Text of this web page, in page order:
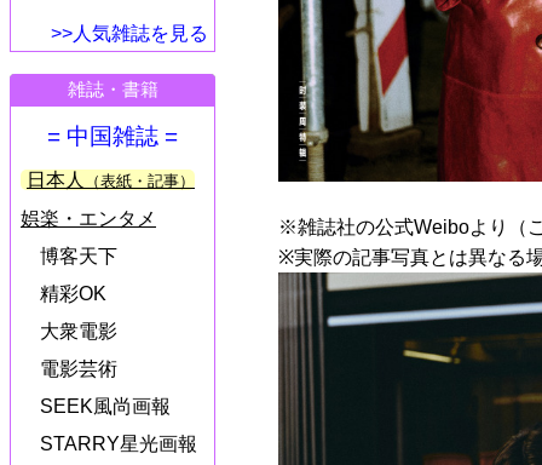
>>人気雑誌を見る
雑誌・書籍
= 中国雑誌 =
日本人 （表紙・記事）
娯楽・エンタメ
博客天下
精彩OK
大衆電影
電影芸術
SEEK風尚画報
STARRY星光画報
※雑誌社の公式Weiboより（
※実際の記事写真とは異なる